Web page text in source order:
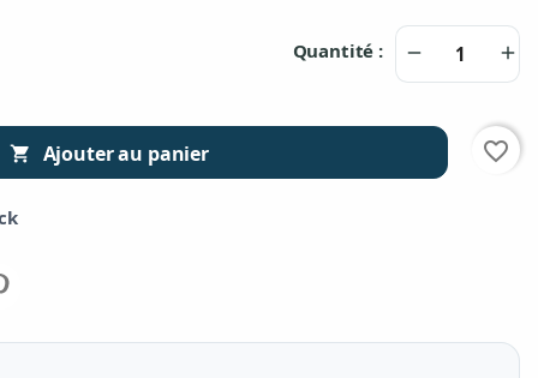
Quantité : remove add
 Ajouter au panier favorite_border